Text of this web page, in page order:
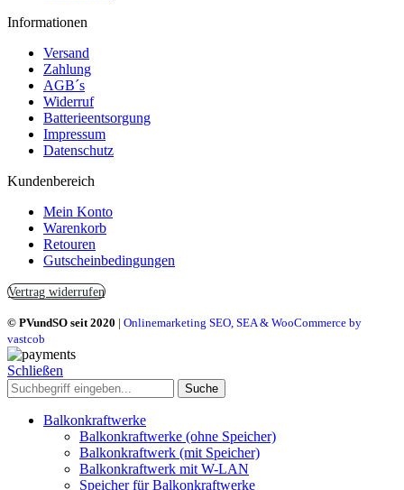
Informationen
Versand
Zahlung
AGB´s
Widerruf
Batterieentsorgung
Impressum
Datenschutz
Kundenbereich
Mein Konto
Warenkorb
Retouren
Gutscheinbedingungen
Vertrag widerrufen
© PVundSO seit 2020 | Onlinemarketing SEO, SEA & WooCommerce by
vastcob
Schließen
Suche
Balkonkraftwerke
Balkonkraftwerke (ohne Speicher)
Balkonkraftwerk (mit Speicher)
Balkonkraftwerk mit W-LAN
Speicher für Balkonkraftwerke